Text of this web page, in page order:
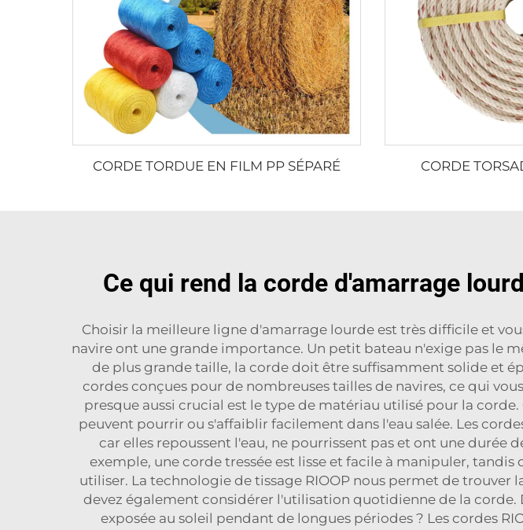
CORDE TORDUE EN FILM PP SÉPARÉ CORDE
Ce qui rend la corde d'amarrage
Choisir la meilleure ligne d'amarrage lourde est très difficile et
navire ont une grande importance. Un petit bateau n'exige pas le
de plus grande taille, la corde doit être suffisamment solide et
cordes conçues pour de nombreuses tailles de navires, ce qui
presque aussi crucial est le type de matériau utilisé pour la
peuvent pourrir ou s'affaiblir facilement dans l'eau salée. Les
car elles repoussent l'eau, ne pourrissent pas et ont une
exemple, une corde tressée est lisse et facile à manipuler,
utiliser. La technologie de tissage RIOOP nous permet de
devez également considérer l'utilisation quotidienne de la
exposée au soleil pendant de longues périodes ? Les cordes